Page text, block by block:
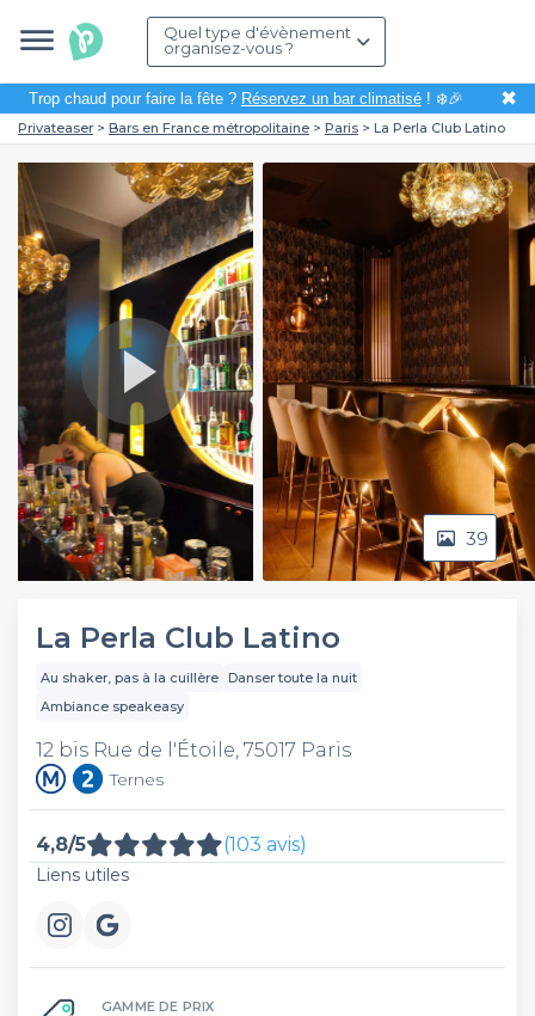
Quel type d'évènement
organisez-vous ?
Trop chaud pour faire la fête ? Réservez un bar climatisé! ❄️🎉 ✖
Privateaser Bars en France métropolitaine Paris La Perla Club Latino
Play
Video
39
La Perla Club Latino
Au shaker, pas à la cuillère
Danser toute la nuit
Ambiance speakeasy
12 bis Rue de l'Étoile, 75017 Paris
Ternes
4,8/5 (103 avis)
Liens utiles
GAMME DE PRIX